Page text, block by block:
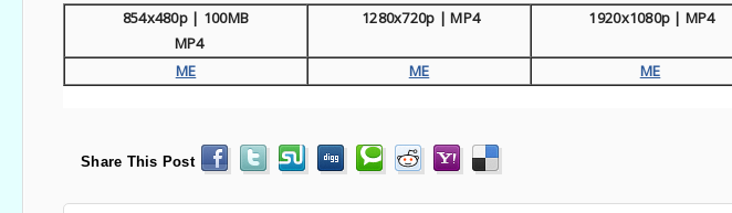
854x480p | 100MB
MP4
1280x720p | MP4 1920x1080p | MP4
ME ME ME
Share This Post